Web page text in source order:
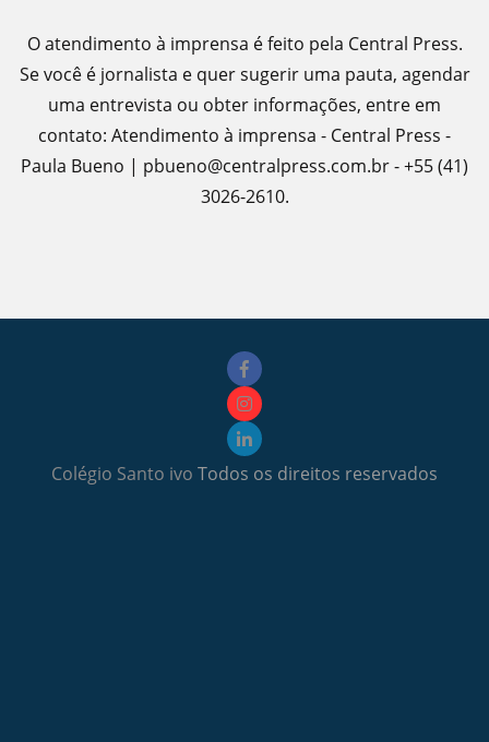
O atendimento à imprensa é feito pela Central Press.
Se você é jornalista e quer sugerir uma pauta, agendar
uma entrevista ou obter informações, entre em
contato: Atendimento à imprensa - Central Press -
Paula Bueno | pbueno@centralpress.com.br - +55 (41)
3026-2610.
Colégio Santo ivo Todos os direitos reservados